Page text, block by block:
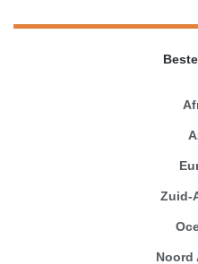
Zuid-
Noord